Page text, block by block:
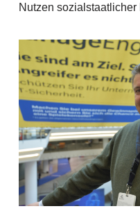
Nutzen